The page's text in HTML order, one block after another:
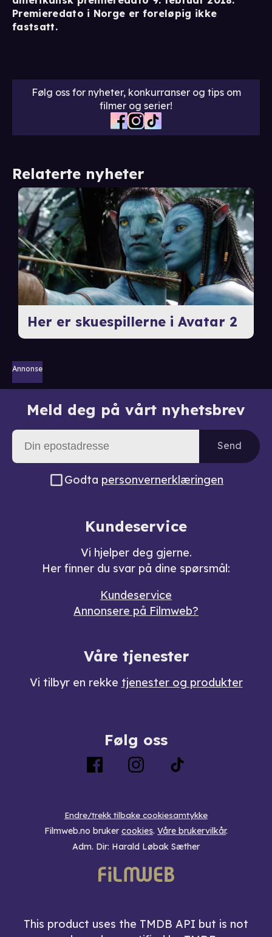
Premieredato i Norge er foreløpig ikke
fastsatt.
Følg oss for nyheter, konkurranser og tips om
filmer og serier!
Relaterte nyheter
Her er skuespillerne i Avatar 2
Annonse
Meld deg på vårt nyhetsbrev
Send
Godta personvernerklæringen
Kundeservice
Vi hjelper deg gjerne.
Her finner du svar på dine spørsmål:
Kundeservice
Annonsere på Filmweb?
Våre tjenester
Vi tilbyr en rekke tjenester og produkter
Følg oss
Endre/trekk tilbake cookiesamtykke
Filmweb.no bruker cookies. Våre brukervilkår.
Adm. Dir: Harald Løbak Sæther
This product uses the TMDB API but is not